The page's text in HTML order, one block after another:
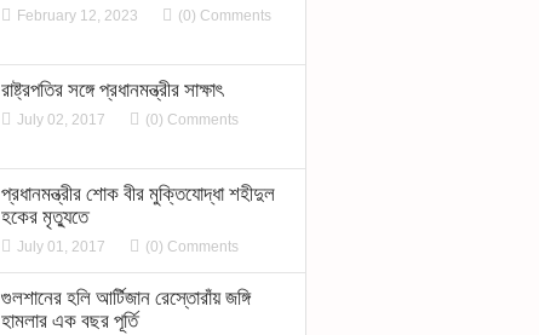
February 12, 2023 (0) Comments
রাষ্ট্রপতির সঙ্গে প্রধানমন্ত্রীর সাক্ষাৎ
July 02, 2017 (0) Comments
প্রধানমন্ত্রীর শোক বীর মুক্তিযোদ্ধা শহীদুল
হকের মৃত্যুতে
July 01, 2017 (0) Comments
গুলশানের হলি আর্টিজান রেস্তোরাঁয় জঙ্গি
হামলার এক বছর পূর্তি